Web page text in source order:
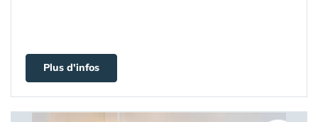
Plus d'infos